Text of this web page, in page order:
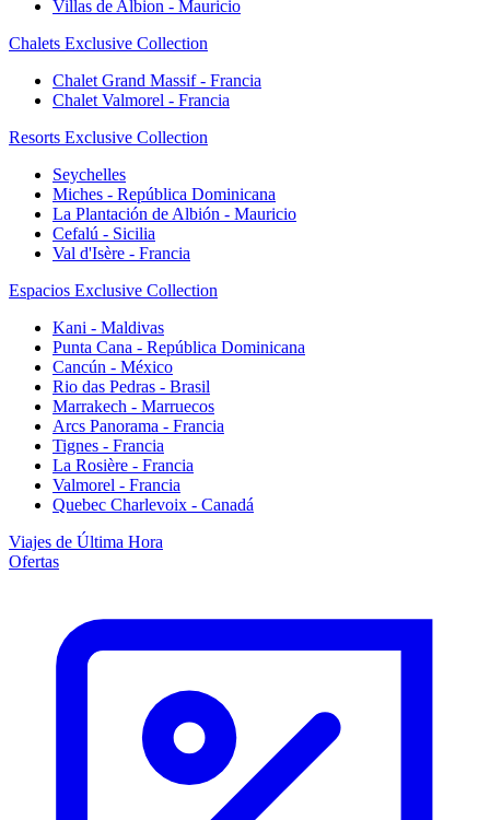
Villas de Albion - Mauricio
Chalets Exclusive Collection
Chalet Grand Massif - Francia
Chalet Valmorel - Francia
Resorts Exclusive Collection
Seychelles
Miches - República Dominicana
La Plantación de Albión - Mauricio
Cefalú - Sicilia
Val d'Isère - Francia
Espacios Exclusive Collection
Kani - Maldivas
Punta Cana - República Dominicana
Cancún - México
Rio das Pedras - Brasil
Marrakech - Marruecos
Arcs Panorama - Francia
Tignes - Francia
La Rosière - Francia
Valmorel - Francia
Quebec Charlevoix - Canadá
Viajes de Última Hora
Ofertas